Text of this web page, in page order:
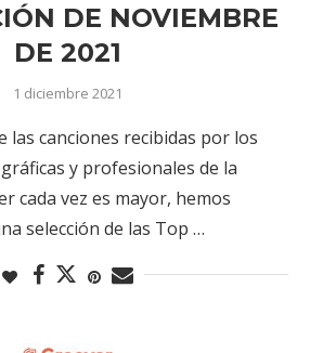
DE NOVIEMBRE
DE 2021
1 diciembre 2021
las canciones recibidas por los
y profesionales de la
cada vez es mayor, hemos
selección de las Top …